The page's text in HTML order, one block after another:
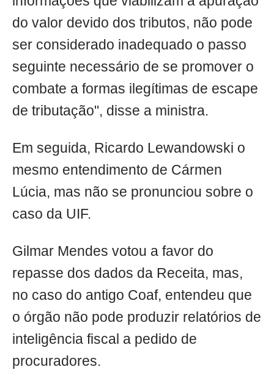
do valor devido dos tributos, não pode
ser considerado inadequado o passo
seguinte necessário de se promover o
combate a formas ilegítimas de escape
de tributação", disse a ministra.
Em seguida, Ricardo Lewandowski o
mesmo entendimento de Cármen
Lúcia, mas não se pronunciou sobre o
caso da UIF.
Gilmar Mendes votou a favor do
repasse dos dados da Receita, mas,
no caso do antigo Coaf, entendeu que
o órgão não pode produzir relatórios de
inteligência fiscal a pedido de
procuradores.